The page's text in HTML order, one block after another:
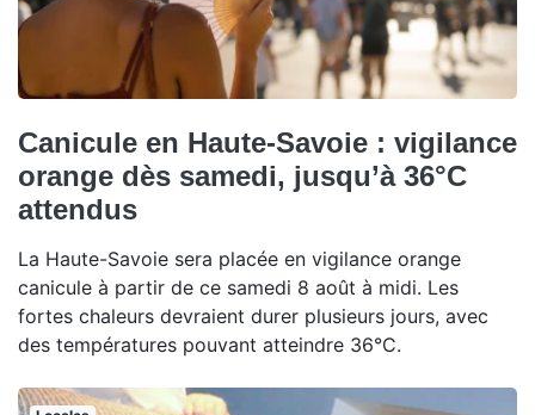
Canicule en Haute-Savoie : vigilance
orange dès samedi, jusqu’à 36°C
attendus
La Haute-Savoie sera placée en vigilance orange
canicule à partir de ce samedi 8 août à midi. Les
fortes chaleurs devraient durer plusieurs jours, avec
des températures pouvant atteindre 36°C.